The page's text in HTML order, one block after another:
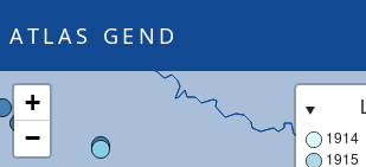
ATLAS GEND
+
−
1914
1915